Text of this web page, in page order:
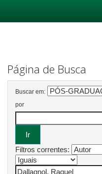
Página de Busca
Buscar em:
por
Filtros correntes: